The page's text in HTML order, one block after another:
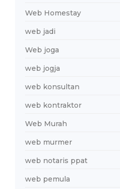
Web Homestay
web jadi
Web joga
web jogja
web konsultan
web kontraktor
Web Murah
web murmer
web notaris ppat
web pemula